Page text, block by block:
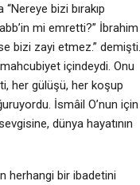
bizi bırakıp
mi emretti?” İbrahim
bizi zayi etmez.” demişti.
içindeydi. Onu
her gülüşü, her koşup
İsmâil O’nun için
dünya hayatının
herhangi bir ibadetini